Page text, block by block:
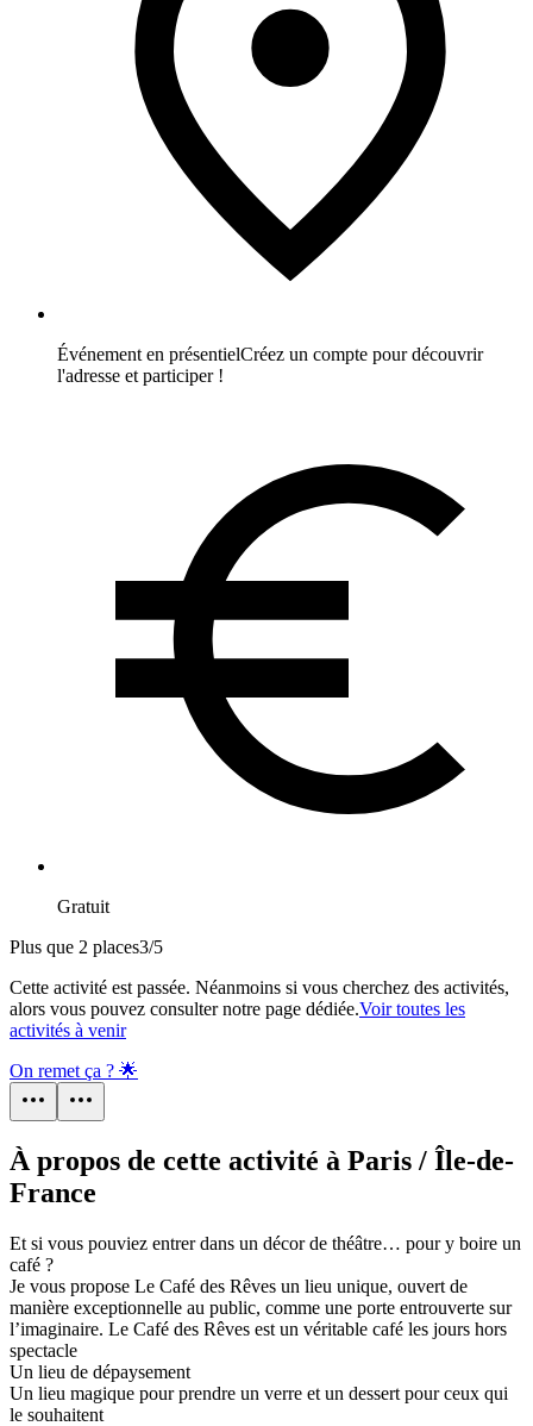
Événement en présentielCréez un compte pour découvrir
l'adresse et participer !
Gratuit
Plus que 2 places3/5
Cette activité est passée. Néanmoins si vous cherchez des activités,
alors vous pouvez consulter notre page dédiée.Voir toutes les
activités à venir
On remet ça ? 🌟
À propos de cette activité à Paris / Île-de-
France
Et si vous pouviez entrer dans un décor de théâtre… pour y boire un
café ?
Je vous propose Le Café des Rêves un lieu unique, ouvert de
manière exceptionnelle au public, comme une porte entrouverte sur
l’imaginaire. Le Café des Rêves est un véritable café les jours hors
spectacle
Un lieu de dépaysement
Un lieu magique pour prendre un verre et un dessert pour ceux qui
le souhaitent